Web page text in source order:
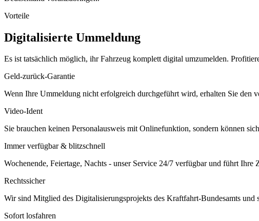
Vorteile
Digitalisierte Ummeldung
Es ist tatsächlich möglich, ihr Fahrzeug komplett digital umzumelden.
Geld-zurück-Garantie
Wenn Ihre Ummeldung nicht erfolgreich durchgeführt wird, erhalten Sie den
Video-Ident
Sie brauchen keinen Personalausweis mit Onlinefunktion, sondern können
Immer verfügbar & blitzschnell
Wochenende, Feiertage, Nachts - unser Service 24/7 verfügbar und führt Ihre
Rechtssicher
Wir sind Mitglied des Digitalisierungsprojekts des Kraftfahrt-Bundesamts und
Sofort losfahren